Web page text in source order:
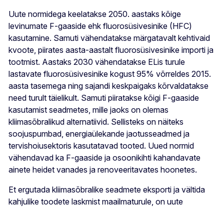
Uute normidega keelatakse 2050. aastaks kõige
levinumate F-gaaside ehk fluorosüsivesinike (HFC)
kasutamine. Samuti vähendatakse märgatavalt kehtivaid
kvoote, piirates aasta-aastalt fluorosüsivesinike importi ja
tootmist. Aastaks 2030 vähendatakse ELis turule
lastavate fluorosüsivesinike kogust 95% võrreldes 2015.
aasta tasemega ning sajandi keskpaigaks kõrvaldatakse
need turult täielikult. Samuti piiratakse kõigi F-gaaside
kasutamist seadmetes, mille jaoks on olemas
kliimasõbralikud alternatiivid. Sellisteks on näiteks
soojuspumbad, energiaülekande jaotusseadmed ja
tervishoiusektoris kasutatavad tooted. Uued normid
vähendavad ka F-gaaside ja osoonikihti kahandavate
ainete heidet vanades ja renoveeritavates hoonetes.
Et ergutada kliimasõbralike seadmete eksporti ja vältida
kahjulike toodete laskmist maailmaturule, on uute